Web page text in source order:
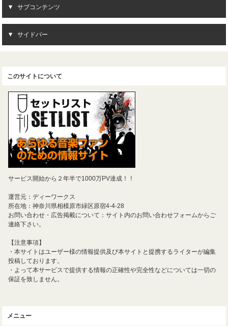
サブコンテンツ
サイドバー
このサイトについて
サービス開始から２年半で1000万PV達成！！
運営元：ディーワークス
所在地：神奈川県相模原市緑区原宿4-4-28
お問い合わせ・広告掲載について：サイト内のお問い合わせフォームからご
連絡下さい。
【注意事項】
・本サイトはユーザー様の情報提供及び本サイトと提携するライターが編集
投稿しております。
・よって本サービスで提供する情報の正確性や完全性などについては一切の
保証を致しません。
メニュー